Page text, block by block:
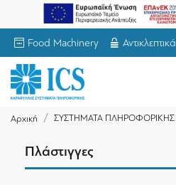
Food Machinery Αντικλεπτικά
Αρχική ΣΥΣΤΗΜΑΤΑ ΠΛΗΡΟΦΟΡΙΚΗΣ
Πλάστιγγες